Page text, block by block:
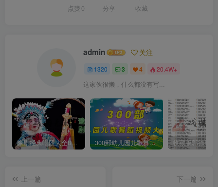
点赞 0 分享 收藏
admin 关注
1320 3 4 20.4W+
这家伙很懒，什么都没有写...
豫剧经典唱段大全850首mp3打包戏曲下载 300部幼儿园儿歌舞蹈视频大合集
上一篇
下一篇